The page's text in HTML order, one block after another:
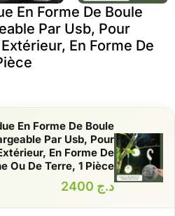
En Forme De Boule
Par Usb, Pour
En Forme De
En Forme De Boule
Par Usb, Pour
En Forme De
Ou De Terre, 1 Pièce
د.ج